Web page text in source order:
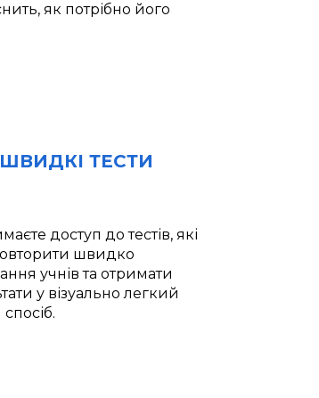
як потрібно його
ШВИДКІ ТЕСТИ
доступ до тестів, які
швидко
учнів та отримати
у візуально легкий